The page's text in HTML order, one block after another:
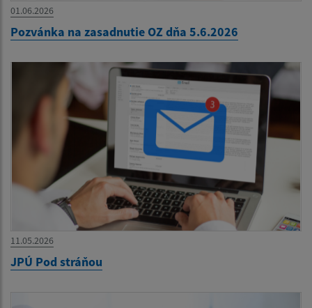
01.06.2026
Pozvánka na zasadnutie OZ dňa 5.6.2026
11.05.2026
JPÚ Pod stráňou